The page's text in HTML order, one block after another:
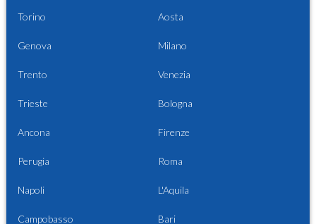
Torino Aosta
Genova Milano
Trento Venezia
Trieste Bologna
Ancona Firenze
Perugia Roma
Napoli L'Aquila
Campobasso Bari